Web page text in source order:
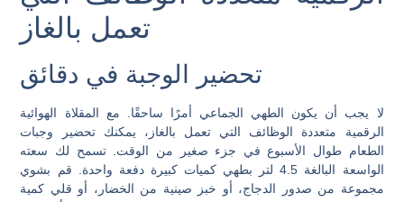
تعمل بالغاز
تحضير الوجبة في دقائق
لا يجب أن يكون الطهي الجماعي أمرًا ساحقًا. مع المقلاة الهوائية
الرقمية متعددة الوظائف التي تعمل بالغاز، يمكنك تحضير وجبات
الطعام طوال الأسبوع في جزء صغير من الوقت. تسمح لك سعته
الواسعة البالغة 4.5 لتر بطهي كميات كبيرة دفعة واحدة. قم بشوي
مجموعة من صدور الدجاج، أو خبز صينية من الخضار، أو قلي كمية